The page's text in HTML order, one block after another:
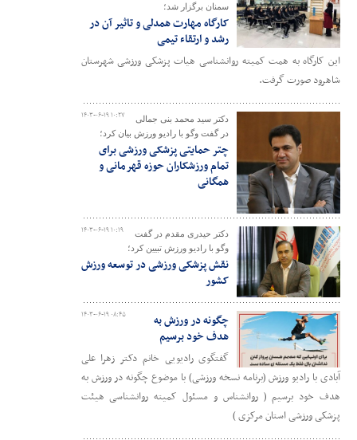
سمنان برگزار شد؛
کارگاه مهارت همدلی و تاثیر آن در
رشد و ارتقاء تیمی
این کارگاه به همت کمیته روانشناسی هیات پزشکی ورزشی شهرستان
شاهرود صورت گرفت.
۱۴۰۳-۰۶-۱۹ ۱۰:۲۷
دکتر سید محمد بنی جمالی
در گفت وگو با رادیو ورزش بیان کرد؛
چتر حمایتی پزشکی ورزشی برای
تمام ورزشکاران حوزه قهرمانی و
همگانی
۱۴۰۳-۰۶-۱۹ ۱۰:۱۹
دکتر حیدری مقدم در گفت
وگو با رادیو ورزش تبیین کرد؛
نقش پزشکی ورزشی در توسعه ورزش
کشور
۱۴۰۳-۰۶-۱۹ ۰۸:۴۵
چگونه در ورزش به
هدف خود برسیم
گفتگوی رادیویی خانم دکتر زهرا علی
آبادی با رادیو ورزش (برنامه نسخه ورزشی) با موضوع چگونه در ورزش به
هدف خود برسیم ( روانشناس و مسئول کمیته روانشناسی هیئت
پزشکی ورزشی استان مرکزی )